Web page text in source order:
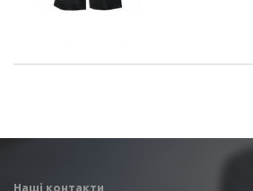
Наші контакти